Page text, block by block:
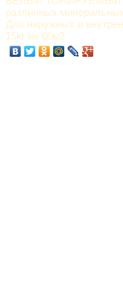
различных
Для наружных и
15кг на 60м2